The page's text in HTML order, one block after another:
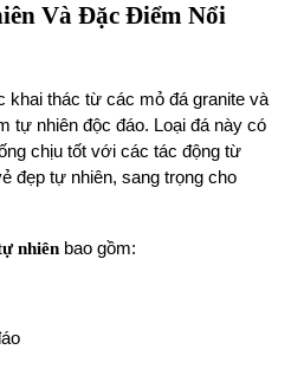
Và Đặc Điểm Nổi
khai thác từ các mỏ đá granite và
tự nhiên độc đáo. Loại đá này có
chịu tốt với các tác động từ
đẹp tự nhiên, sang trọng cho
nhiên bao gồm: